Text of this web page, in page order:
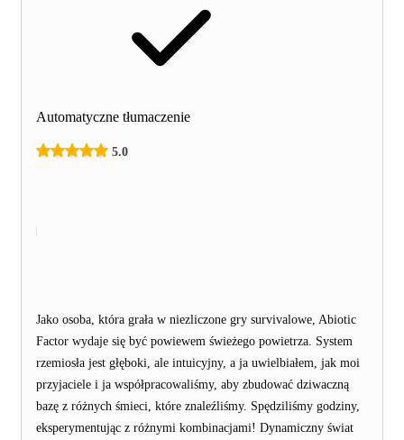
Automatyczne tłumaczenie
5.0
Jako osoba, która grała w niezliczone gry survivalowe, Abiotic
Factor wydaje się być powiewem świeżego powietrza. System
rzemiosła jest głęboki, ale intuicyjny, a ja uwielbiałem, jak moi
przyjaciele i ja współpracowaliśmy, aby zbudować dziwaczną
bazę z różnych śmieci, które znaleźliśmy. Spędziliśmy godziny,
eksperymentując z różnymi kombinacjami! Dynamiczny świat